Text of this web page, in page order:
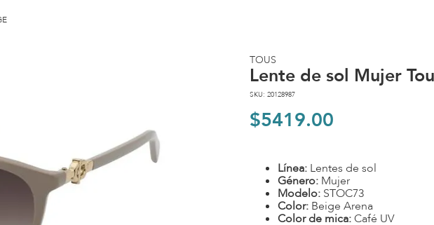
TOUS
Lente de sol Mujer
SKU: 20128987
$5419.00
Línea: Lentes de sol
Género: Mujer
Modelo: STOC73
Color: Beige Arena
Color de mica:Café UV